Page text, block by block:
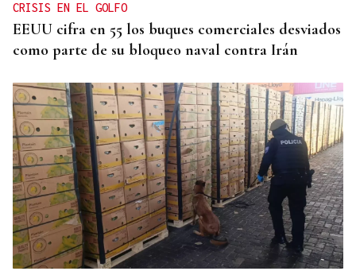
CRISIS EN EL GOLFO
EEUU cifra en 55 los buques comerciales desviados
como parte de su bloqueo naval contra Irán